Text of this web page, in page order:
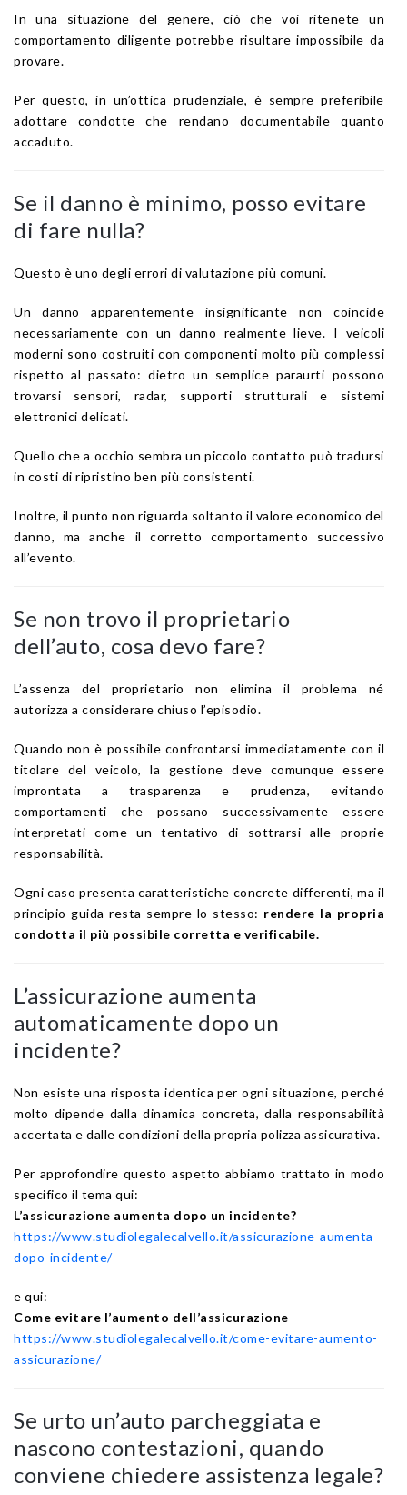
In una situazione del genere, ciò che voi ritenete un
comportamento diligente potrebbe risultare impossibile da
provare.
Per questo, in un’ottica prudenziale, è sempre preferibile
adottare condotte che rendano documentabile quanto
accaduto.
Se il danno è minimo, posso evitare
di fare nulla?
Questo è uno degli errori di valutazione più comuni.
Un danno apparentemente insignificante non coincide
necessariamente con un danno realmente lieve. I veicoli
moderni sono costruiti con componenti molto più complessi
rispetto al passato: dietro un semplice paraurti possono
trovarsi sensori, radar, supporti strutturali e sistemi
elettronici delicati.
Quello che a occhio sembra un piccolo contatto può tradursi
in costi di ripristino ben più consistenti.
Inoltre, il punto non riguarda soltanto il valore economico del
danno, ma anche il corretto comportamento successivo
all’evento.
Se non trovo il proprietario
dell’auto, cosa devo fare?
L’assenza del proprietario non elimina il problema né
autorizza a considerare chiuso l’episodio.
Quando non è possibile confrontarsi immediatamente con il
titolare del veicolo, la gestione deve comunque essere
improntata a trasparenza e prudenza, evitando
comportamenti che possano successivamente essere
interpretati come un tentativo di sottrarsi alle proprie
responsabilità.
Ogni caso presenta caratteristiche concrete differenti, ma il
principio guida resta sempre lo stesso: rendere la propria
condotta il più possibile corretta e verificabile.
L’assicurazione aumenta
automaticamente dopo un
incidente?
Non esiste una risposta identica per ogni situazione, perché
molto dipende dalla dinamica concreta, dalla responsabilità
accertata e dalle condizioni della propria polizza assicurativa.
Per approfondire questo aspetto abbiamo trattato in modo
specifico il tema qui:
L’assicurazione aumenta dopo un incidente?
https://www.studiolegalecalvello.it/assicurazione-aumenta-
dopo-incidente/
e qui:
Come evitare l’aumento dell’assicurazione
https://www.studiolegalecalvello.it/come-evitare-aumento-
assicurazione/
Se urto un’auto parcheggiata e
nascono contestazioni, quando
conviene chiedere assistenza legale?